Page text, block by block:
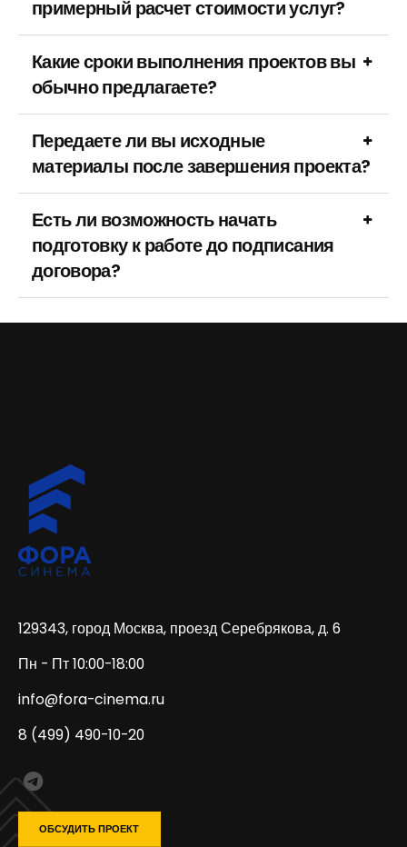
примерный расчет стоимости услуг?
Какие сроки выполнения проектов вы
обычно предлагаете?
Передаете ли вы исходные
материалы после завершения проекта?
Есть ли возможность начать
подготовку к работе до подписания
договора?
129343, город Москва, проезд Серебрякова, д. 6
Пн - Пт 10:00-18:00
info@fora-cinema.ru
8 (499) 490-10-20
ОБСУДИТЬ ПРОЕКТ